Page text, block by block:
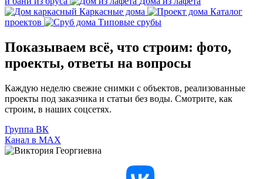
Каркасные дома
Каталог
проектов
Типовые срубы
Показываем всё, что строим: фото,
проекты, ответы на вопросы
Каждую неделю свежие снимки с объектов, реализованные
проекты под заказчика и статьи без воды. Смотрите, как
строим, в наших соцсетях.
Группа ВК
Канал в МАХ